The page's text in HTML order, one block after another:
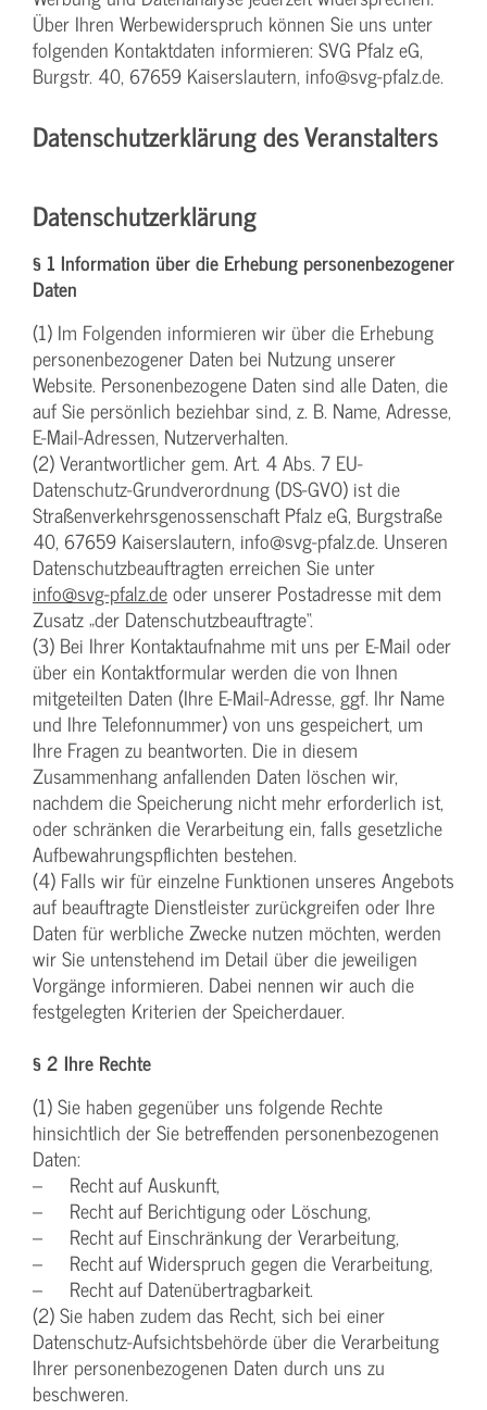
Über Ihren Werbewiderspruch können Sie uns unter
folgenden Kontaktdaten informieren: SVG Pfalz eG,
Burgstr. 40, 67659 Kaiserslautern, info@svg-pfalz.de.
Datenschutzerklärung des Veranstalters
Datenschutzerklärung
§ 1 Information über die Erhebung personenbezogener
Daten
(1) Im Folgenden informieren wir über die Erhebung
personenbezogener Daten bei Nutzung unserer
Website. Personenbezogene Daten sind alle Daten, die
auf Sie persönlich beziehbar sind, z. B. Name, Adresse,
E-Mail-Adressen, Nutzerverhalten.
(2) Verantwortlicher gem. Art. 4 Abs. 7 EU-
Datenschutz-Grundverordnung (DS-GVO) ist die
Straßenverkehrsgenossenschaft Pfalz eG, Burgstraße
40, 67659 Kaiserslautern, info@svg-pfalz.de. Unseren
Datenschutzbeauftragten erreichen Sie unter
info@svg-pfalz.deoder unserer Postadresse mit dem
Zusatz „der Datenschutzbeauftragte“.
(3) Bei Ihrer Kontaktaufnahme mit uns per E-Mail oder
über ein Kontaktformular werden die von Ihnen
mitgeteilten Daten (Ihre E-Mail-Adresse, ggf. Ihr Name
und Ihre Telefonnummer) von uns gespeichert, um
Ihre Fragen zu beantworten. Die in diesem
Zusammenhang anfallenden Daten löschen wir,
nachdem die Speicherung nicht mehr erforderlich ist,
oder schränken die Verarbeitung ein, falls gesetzliche
Aufbewahrungspflichten bestehen.
(4) Falls wir für einzelne Funktionen unseres Angebots
auf beauftragte Dienstleister zurückgreifen oder Ihre
Daten für werbliche Zwecke nutzen möchten, werden
wir Sie untenstehend im Detail über die jeweiligen
Vorgänge informieren. Dabei nennen wir auch die
festgelegten Kriterien der Speicherdauer.
§ 2 Ihre Rechte
(1) Sie haben gegenüber uns folgende Rechte
hinsichtlich der Sie betreffenden personenbezogenen
Daten:
– Recht auf Auskunft,
– Recht auf Berichtigung oder Löschung,
– Recht auf Einschränkung der Verarbeitung,
– Recht auf Widerspruch gegen die Verarbeitung,
– Recht auf Datenübertragbarkeit.
(2) Sie haben zudem das Recht, sich bei einer
Datenschutz-Aufsichtsbehörde über die Verarbeitung
Ihrer personenbezogenen Daten durch uns zu
beschweren.